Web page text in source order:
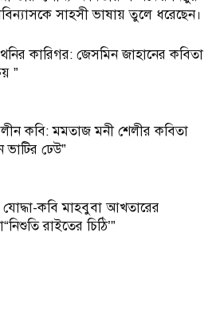
সাহসী ভাষায় তুলে ধরেছেন।
কারিগর: জেসমিন জাহানের কবিতা
”
কবি: মমতাজ মনী শেলীর কবিতা
ভাটির ঢেউ”
যোদ্ধা-কবি মাহবুবা আখতারের
রাইতের চিঠি’”